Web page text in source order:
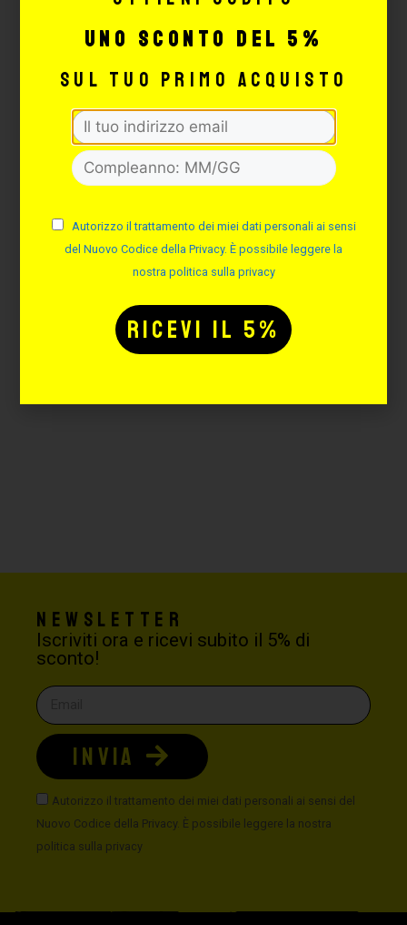
GOMMINI PER AGO NERI –
Cod. GA500N
Non disponibile
Newsletter
Iscriviti ora e ricevi subito il 5% di
sconto!
Autorizzo il trattamento dei miei dati personali ai sensi del
Nuovo Codice della Privacy. È possibile leggere la nostra
politica sulla privacy
INVIA
uno sconto del 5%
sul tuo primo acquisto
Autorizzo il trattamento dei miei dati personali ai sensi
del Nuovo Codice della Privacy. È possibile leggere la
nostra politica sulla privacy